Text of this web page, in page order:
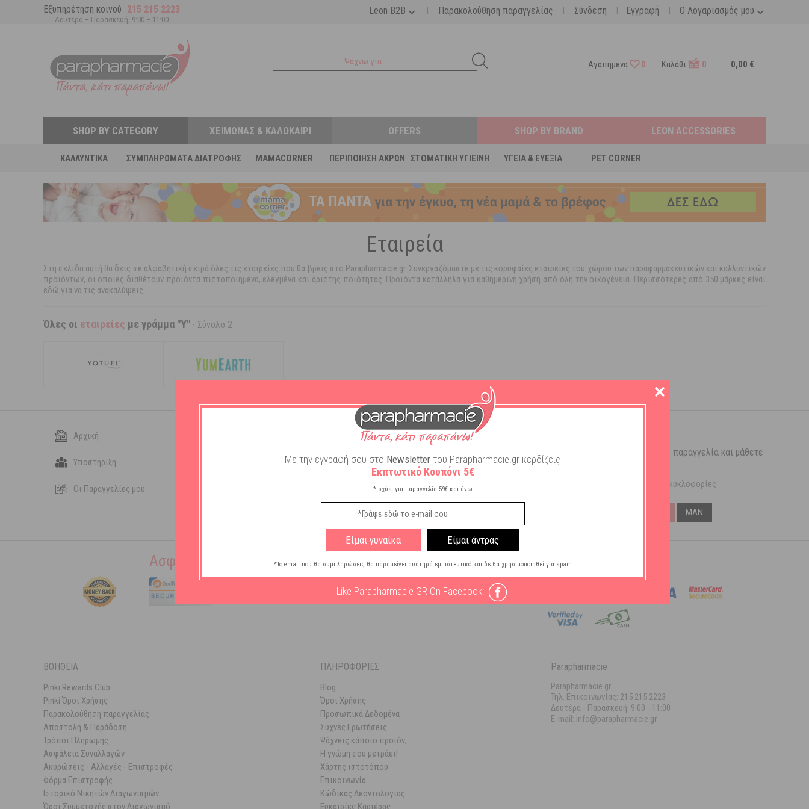
Εξυπηρέτηση κοινού 215 215 2223
Δευτέρα – Παρασκευή, 9:00 – 11:00
Ο Λογαριασμός μου
Leon B2B | Παρακολούθηση παραγγελίας | Σύνδεση | Εγγραφή |
Αγαπημένα 0 Καλάθι 0 0,00 €
SHOP BY CATEGORY
ΚΑΛΛΥΝΤΙΚΆ ΣΥΜΠΛΗΡΏΜΑΤΑ ΔΙΑΤΡΟΦΉΣ MAMACORNER ΠΕΡΙΠΟΊΗΣΗ ΆΚΡΩΝ ΣΤΟΜΑΤΙΚΉ ΥΓΙΕΙΝΉ ΥΓΕΊΑ & ΕΥΕΞΊΑ PET CORNER
ΧΕΙΜΏΝΑΣ & ΚΑΛΟΚΑΊΡΙ OFFERS SHOP BY BRAND LEON ACCESSORIES
Εταιρεία
Στη σελίδα αυτή θα δεις σε αλφαβητική σειρά όλες τις εταιρείες που θα βρεις στο Parapharmacie.gr. Συνεργαζόμαστε με τις κορυφαίες εταιρείες του χώρου των παραφαρμακευτικών και καλλυντικών
προϊόντων, οι οποίες διαθέτουν προϊόντα πιστοποιημένα, ελεγμένα και άριστης ποιότητας. Προϊόντα κατάλληλα για καθημερινή χρήση από όλη την οικογένεια. Περισσότερες από 350 μάρκες είναι
εδώ για να τις ανακαλύψεις.
Όλες οι εταιρείες με γράμμα "Y" - Σύνολο 2
Αρχική
Υποστήριξη
Οι Παραγγελίες μου
Γραφτείτε στο newsletter μας
Με την εγγραφή σας στο newsletter κερδίζετε κουπόνι έκπτωσης 5€* για την πρώτη σας παραγγελία και μάθετε
πρώτοι για:
Εκπτώσεις ✓ Νέες κυκλοφορίες
MAN
*ισχύει για παραγγελία 59€ και άνω
Ασφάλεια συναλλαγών Τρόποι πληρωμής
ΒΟΉΘΕΙΑ
Pinki Rewards Club
Pinki Όροι Χρήσης
Παρακολούθηση παραγγελίας
Αποστολή & Παράδοση
Τρόποι Πληρωμής
Ασφάλεια Συναλλαγών
Ακυρώσεις - Αλλαγές - Επιστροφές
Φόρμα Επιστροφής
Ιστορικό Νικητών Διαγωνισμών
Όροι Συμμετοχής στον Διαγωνισμό
ΠΛΗΡΟΦΟΡΊΕΣ
Blog
Όροι Χρήσης
Προσωπικά Δεδομένα
Συχνές Ερωτήσεις
Ψάχνεις κάποιο προϊόν;
Η γνώμη σου μετράει!
Χάρτης ιστοτόπου
Επικοινωνία
Κώδικας Δεοντολογίας
Ευκαιρίες Καριέρας
Parapharmacie
Parapharmacie.gr
Τηλ. Επικοινωνίας: 215 215 2223
Δευτέρα - Παρασκευή: 9:00 - 11:00
E-mail: info@parapharmacie.gr
Με την εγγραφή σου στο Newsletter του Parapharmacie.gr κερδίζεις
Εκπτωτικό Κουπόνι 5€
*ισχύει για παραγγελία 59€ και άνω
Είμαι γυναίκα Είμαι άντρας
*Το email που θα συμπληρώσεις θα παραμείνει αυστηρά εμπιστευτικό και δε θα χρησιμοποιηθεί για spam
Like Parapharmacie GR On Facebook: